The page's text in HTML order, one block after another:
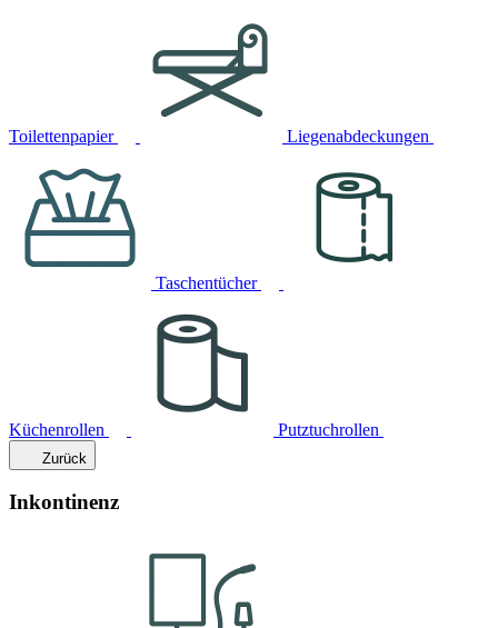
Toilettenpapier Liegenabdeckungen
Taschentücher
Küchenrollen Putztuchrollen
Zurück
Inkontinenz